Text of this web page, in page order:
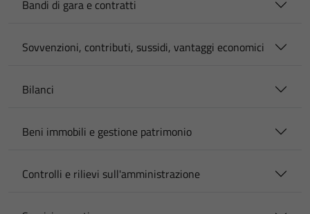
Bandi di gara e contratti
Sovvenzioni, contributi, sussidi, vantaggi economici
Bilanci
Beni immobili e gestione patrimonio
Controlli e rilievi sull'amministrazione